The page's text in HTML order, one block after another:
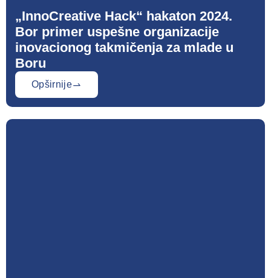
„InnoCreative Hack“ hakaton 2024.
Bor primer uspešne organizacije
inovacionog takmičenja za mlade u
Boru
Opširnije